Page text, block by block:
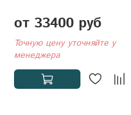
от 33400 руб
Точную цену уточняйте у
менеджера